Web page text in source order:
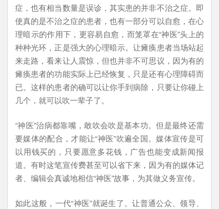
症，也有相当数量是误诊，其实患的并非不治之症。即
使真的是不治之症的患者，也有一部分可以自愈，在心
理暗示的作用下，更容易自愈，而笼罩在“神医”头上的
种种光环，正是强大的心理暗示。让瘫痪患者当场站起
来走路，看来让人震惊，但也并非不可思议，因为有的
瘫痪患者的功能实际上已经恢复，只是还有心理障碍而
已。这样的患者的确可以让你手到病除，只要让你碰上
几个，就可以吹一辈子了。
“神医”治病都靠嘴，敢吹会吹是基本功。但是最终还需
要媒体的配合，才能让“神医”吹遍全国。媒体宣传是可
以用钱买的，只要愿意多花钱，广告也能变成新闻报
道。有时这笔宣传费甚至可以省下来，因为有的媒体记
者、编辑会真诚地相信“神医”故事，为其做义务宣传。
如此这般，一代“神医”就诞生了。让普通公众、领导、